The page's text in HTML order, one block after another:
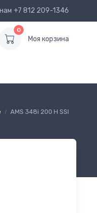
+7 812 209-1346
0
Моя корзина
AMS 348i 200 H SSI